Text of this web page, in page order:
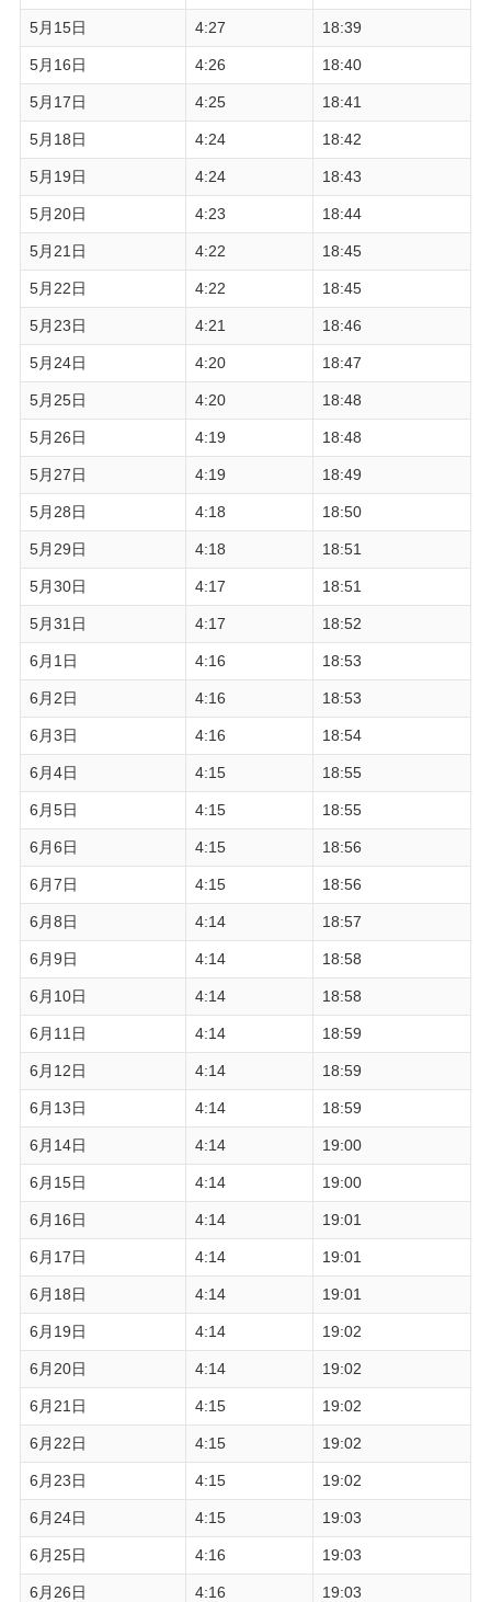
5月15日 4:27 18:39
5月16日 4:26 18:40
5月17日 4:25 18:41
5月18日 4:24 18:42
5月19日 4:24 18:43
5月20日 4:23 18:44
5月21日 4:22 18:45
5月22日 4:22 18:45
5月23日 4:21 18:46
5月24日 4:20 18:47
5月25日 4:20 18:48
5月26日 4:19 18:48
5月27日 4:19 18:49
5月28日 4:18 18:50
5月29日 4:18 18:51
5月30日 4:17 18:51
5月31日 4:17 18:52
6月1日 4:16 18:53
6月2日 4:16 18:53
6月3日 4:16 18:54
6月4日 4:15 18:55
6月5日 4:15 18:55
6月6日 4:15 18:56
6月7日 4:15 18:56
6月8日 4:14 18:57
6月9日 4:14 18:58
6月10日 4:14 18:58
6月11日 4:14 18:59
6月12日 4:14 18:59
6月13日 4:14 18:59
6月14日 4:14 19:00
6月15日 4:14 19:00
6月16日 4:14 19:01
6月17日 4:14 19:01
6月18日 4:14 19:01
6月19日 4:14 19:02
6月20日 4:14 19:02
6月21日 4:15 19:02
6月22日 4:15 19:02
6月23日 4:15 19:02
6月24日 4:15 19:03
6月25日 4:16 19:03
6月26日 4:16 19:03